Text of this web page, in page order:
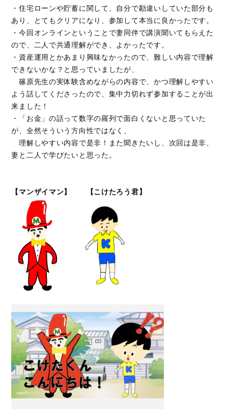
・住宅ローンや貯蓄に関して、自分で勘違いしていた部分も
あり、とてもクリアになり、参加して本当に良かったです。
・今回オンラインということで妻同伴で講演聞いてもらえた
ので、二人で共通理解ができ、よかったです。
・資産運用とかあまり興味なかったので、難しい内容で理解
できないかな？と思っていましたが、
篠原先生の実体験含めながらの内容で、かつ理解しやすい
よう話してくださったので、集中力切れず参加することが出
来ました！
・「お金」の話って数字の羅列で面白くないと思っていた
が、全然そういう方向性ではなく、
理解しやすい内容で是非！また聞きたいし、次回は是非、
妻と二人で学びたいと思った。
【マンザイマン】 【こけたろう君】